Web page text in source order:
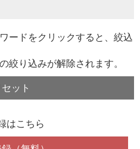
ードをクリックすると、絞込
絞り込みが解除されます。
セット
はこちら